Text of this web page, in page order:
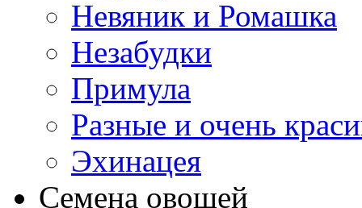
Невяник и Ромашка
Незабудки
Примула
Разные и очень
Эхинацея
Семена овощей